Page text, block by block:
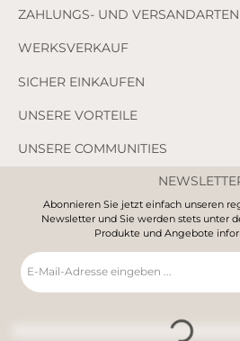
ZAHLUNGS- UND VERSANDARTEN
WERKSVERKAUF
SICHER EINKAUFEN
UNSERE COMMUNITIES
UNSERE VORTEILE
Abonnieren Sie jetzt einfach unseren
Newsletter und Sie werden stets unter
Produkte und Angebote
E-
Mail-
Adresse
Loading...